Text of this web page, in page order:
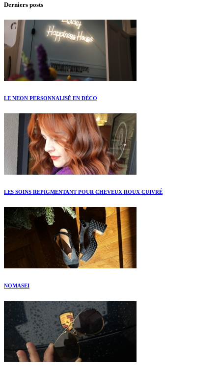
Derniers posts
LE NEON PERSONNALISÉ EN DÉCO
LES SOINS REPIGMENTANT POUR CHEVEUX ROUX CUIVRÉ
NOMASEI